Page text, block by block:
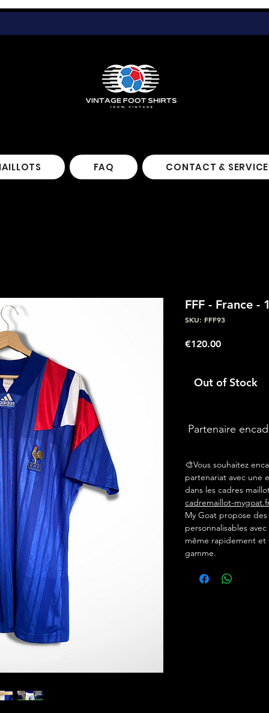
FAQ CONTACT &
FFF - France -
SKU: FFF93
€120.00Price
Out of Stock
Partenaire
🎨Vous souhaitez
partenariat avec une
dans les cadres
cadremaillot-
My Goat propose
personnalisables
même rapidement
gamme.